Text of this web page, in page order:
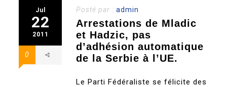
Jul
22
2011
0
Posté par :admin
Arrestations de Mladic
et Hadzic, pas
d’adhésion automatique
de la Serbie à l’UE.
Le Parti Fédéraliste se félicite des